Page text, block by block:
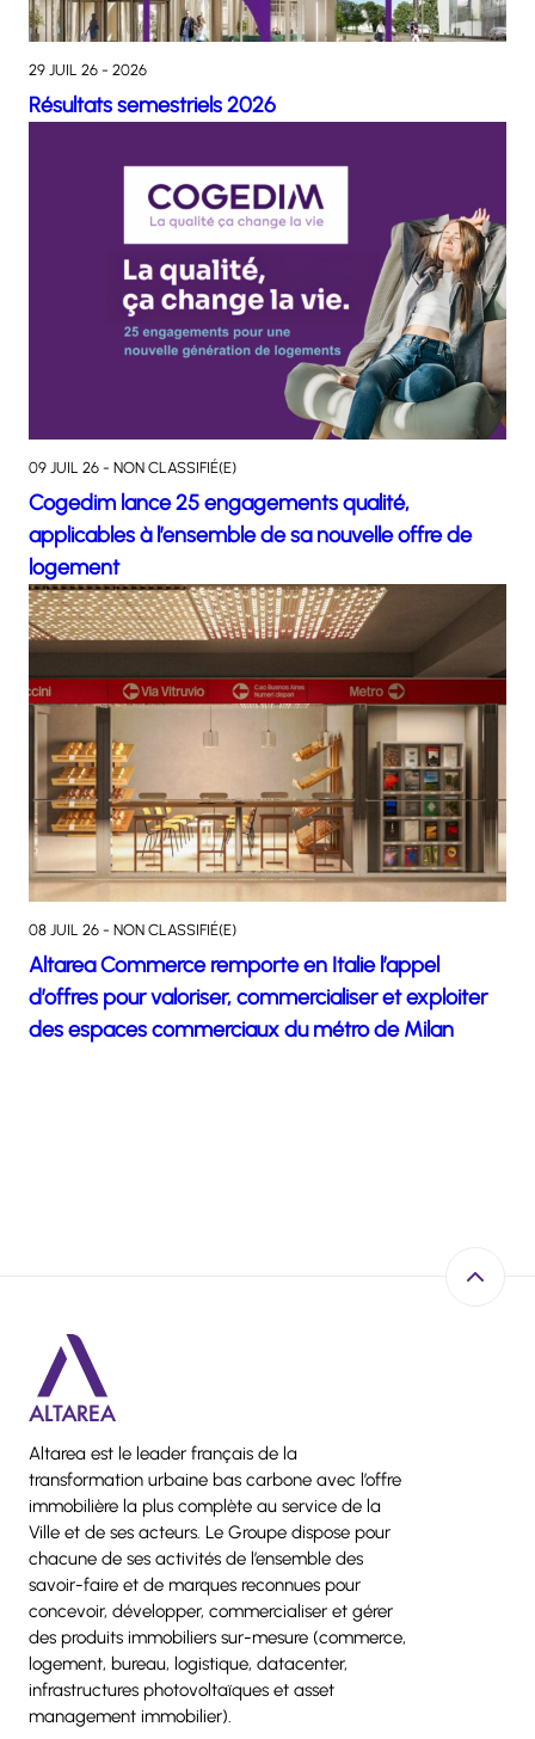
29 JUIL 26 - 2026
Résultats semestriels 2026
09 JUIL 26 - NON CLASSIFIÉ(E)
Cogedim lance 25 engagements qualité,
applicables à l’ensemble de sa nouvelle offre de
logement
08 JUIL 26 - NON CLASSIFIÉ(E)
Altarea Commerce remporte en Italie l’appel
d’offres pour valoriser, commercialiser et exploiter
des espaces commerciaux du métro de Milan
Altarea est le leader français de la
transformation urbaine bas carbone avec l’offre
immobilière la plus complète au service de la
Ville et de ses acteurs. Le Groupe dispose pour
chacune de ses activités de l’ensemble des
savoir-faire et de marques reconnues pour
concevoir, développer, commercialiser et gérer
des produits immobiliers sur-mesure (commerce,
logement, bureau, logistique, datacenter,
infrastructures photovoltaïques et asset
management immobilier).
Retour